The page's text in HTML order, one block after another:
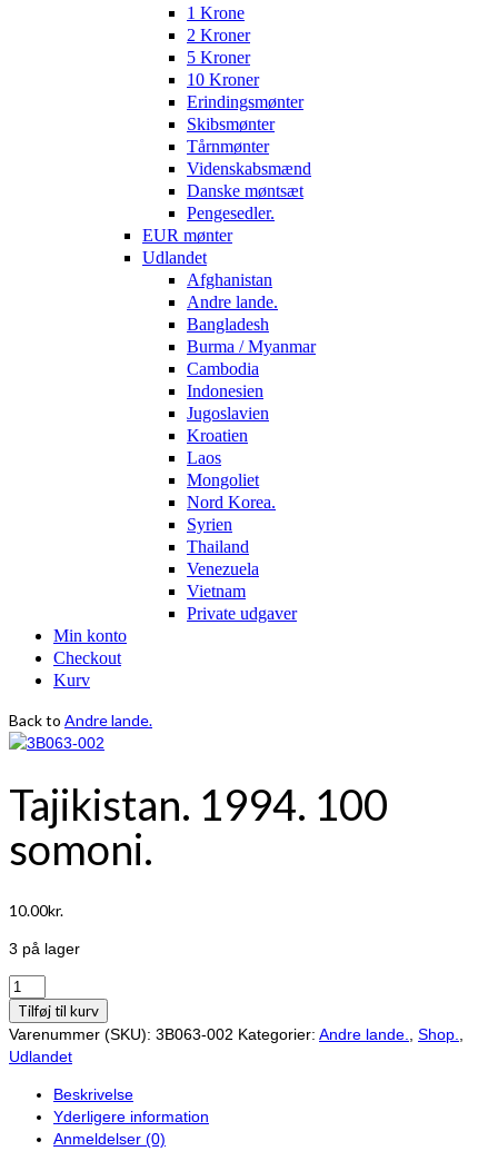
1 Krone
2 Kroner
5 Kroner
10 Kroner
Erindingsmønter
Skibsmønter
Tårnmønter
Videnskabsmænd
Danske møntsæt
Pengesedler.
EUR mønter
Udlandet
Afghanistan
Andre lande.
Bangladesh
Burma / Myanmar
Cambodia
Indonesien
Jugoslavien
Kroatien
Laos
Mongoliet
Nord Korea.
Syrien
Thailand
Venezuela
Vietnam
Private udgaver
Min konto
Checkout
Kurv
Back to Andre lande.
Tajikistan. 1994. 100
somoni.
10.00kr.
3 på lager
Tajikistan.
1994.
100
somoni.
Tilføj til kurv
Varenummer (SKU): 3B063-002 Kategorier: Andre lande. Shop.
Udlandet
Beskrivelse
Yderligere information
Anmeldelser (0)